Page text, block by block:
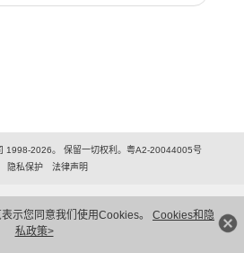
示您同意我们使用Cookies。 Cookies和隐
私政策>
1998-2026。 保留一切权利。粤A2-20044005号
隐私保护
法律声明